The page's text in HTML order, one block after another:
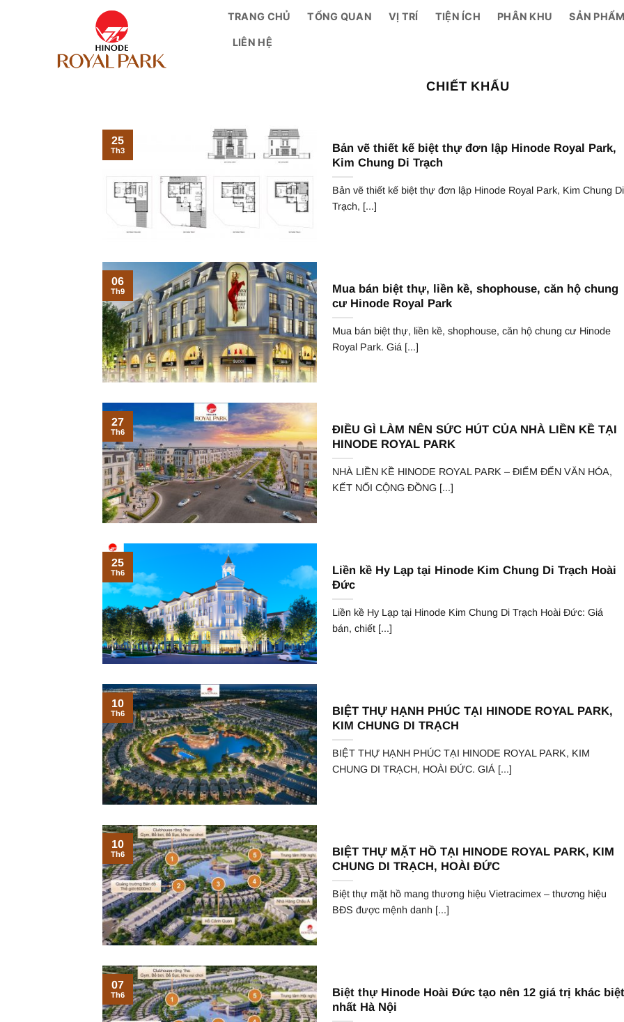
TRANG CHỦ TỔNG QUAN VỊ TRÍ TIỆN ÍCH PHÂN KHU SẢN
LIÊN HỆ
CHIẾT KHẤU
Bản vẽ thiết kế biệt thự đơn lập Hinode Royal Park,
Kim Chung Di Trạch
Bản vẽ thiết kế biệt thự đơn lập Hinode Royal Park, Kim Chung Di
Trạch, [...]
25
Th3
Mua bán biệt thự, liền kề, shophouse, căn hộ chung
cư Hinode Royal Park
Mua bán biệt thự, liền kề, shophouse, căn hộ chung cư Hinode
Royal Park. Giá [...]
06
Th9
ĐIỀU GÌ LÀM NÊN SỨC HÚT CỦA NHÀ LIỀN KỀ TẠI
HINODE ROYAL PARK
NHÀ LIỀN KỀ HINODE ROYAL PARK – ĐIỂM ĐẾN VĂN HÓA,
KẾT NỐI CỘNG ĐỒNG [...]
27
Th6
Liền kề Hy Lạp tại Hinode Kim Chung Di Trạch Hoài
Đức
Liền kề Hy Lạp tại Hinode Kim Chung Di Trạch Hoài Đức: Giá
bán, chiết [...]
25
Th6
BIỆT THỰ HẠNH PHÚC TẠI HINODE ROYAL PARK,
KIM CHUNG DI TRẠCH
BIỆT THỰ HẠNH PHÚC TẠI HINODE ROYAL PARK, KIM
CHUNG DI TRẠCH, HOÀI ĐỨC. GIÁ [...]
10
Th6
BIỆT THỰ MẶT HỒ TẠI HINODE ROYAL PARK, KIM
CHUNG DI TRẠCH, HOÀI ĐỨC
Biệt thự mặt hồ mang thương hiệu Vietracimex – thương hiệu
BĐS được mệnh danh [...]
10
Th6
Biệt thự Hinode Hoài Đức tạo nên 12 giá trị khác biệt
nhất Hà Nội
07
Th6